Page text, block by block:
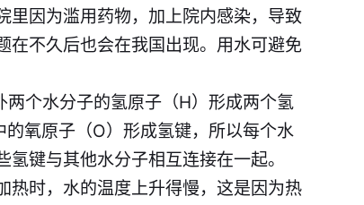
里因为滥用药物，加上院内感染，导致
在不久后也会在我国出现。用水可避免
个水分子的氢原子（H）形成两个氢
氧原子（O）形成氢键，所以每个水
键与其他水分子相互连接在一起。
热时，水的温度上升得慢，这是因为热